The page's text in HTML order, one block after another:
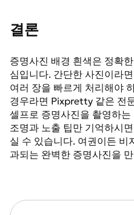
결론
증명사진 배경 흰색은 정확
심입니다. 간단한 사진이라
여러 장을 빠르게 처리해야
경우라면 Pixpretty 같은 전
셀프로 증명사진을 촬영하
조명과 노출 팁만 기억하시
실 수 있습니다. 여권이든 비
과되는 완벽한 증명사진을